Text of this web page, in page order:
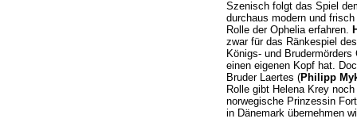
Szenisch folgt das Spiel
durchaus modern und
Rolle der Ophelia erfahren.
zwar für das Ränkespiel
Königs- und
einen eigenen Kopf hat.
Bruder Laertes (Philipp
Rolle gibt Helena Krey
norwegische Prinzessin
in Dänemark übernehmen